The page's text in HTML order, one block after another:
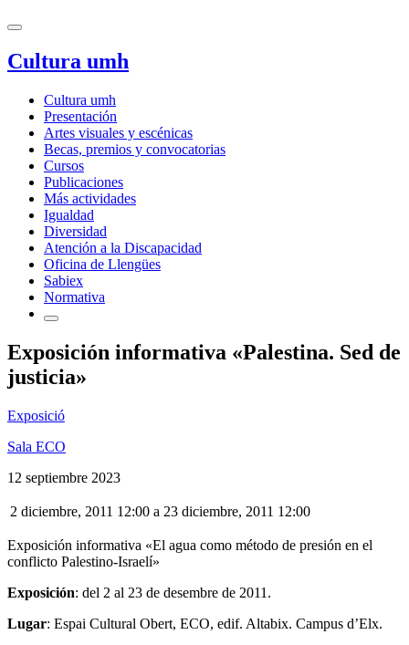
Cultura umh
Cultura umh
Presentación
Artes visuales y escénicas
Becas, premios y convocatorias
Cursos
Publicaciones
Más actividades
Igualdad
Diversidad
Atención a la Discapacidad
Oficina de Llengües
Sabiex
Normativa
Exposición informativa «Palestina. Sed de
justicia»
Exposició
Sala ECO
12 septiembre 2023
2 diciembre, 2011 12:00 a 23 diciembre, 2011 12:00
Exposición informativa «El agua como método de presión en el
conflicto Palestino-Israelí»
Exposición: del 2 al 23 de desembre de 2011.
Lugar: Espai Cultural Obert, ECO, edif. Altabix. Campus d’Elx.